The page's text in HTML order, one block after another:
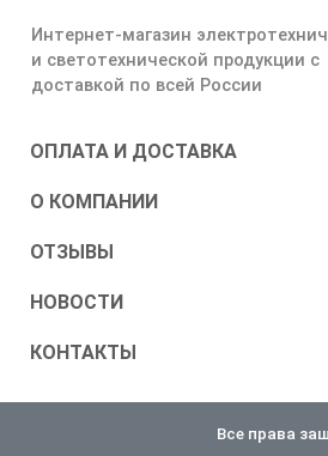
Интернет-магазин
и светотехнической продукции с
доставкой по всей России
ОПЛАТА И ДОСТАВКА
О КОМПАНИИ
ОТЗЫВЫ
НОВОСТИ
КОНТАКТЫ
Все права